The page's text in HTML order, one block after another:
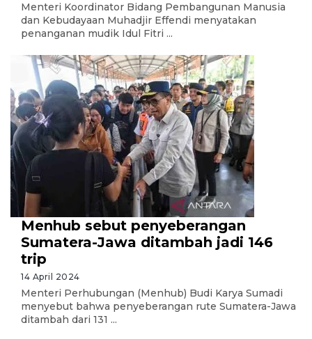
Menteri Koordinator Bidang Pembangunan Manusia
dan Kebudayaan Muhadjir Effendi menyatakan
penanganan mudik Idul Fitri ...
Menhub sebut penyeberangan
Sumatera-Jawa ditambah jadi 146
trip
14 April 2024
Menteri Perhubungan (Menhub) Budi Karya Sumadi
menyebut bahwa penyeberangan rute Sumatera-Jawa
ditambah dari 131 ...